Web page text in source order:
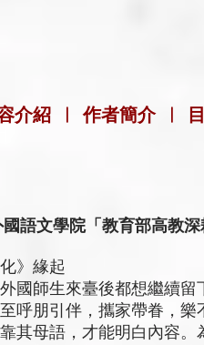
介紹 | 作者簡介 |
語文學院「教育部高教
》緣起
師生來臺後都想繼續留
呼朋引伴，攜家帶眷，
其母語，才能明白內容